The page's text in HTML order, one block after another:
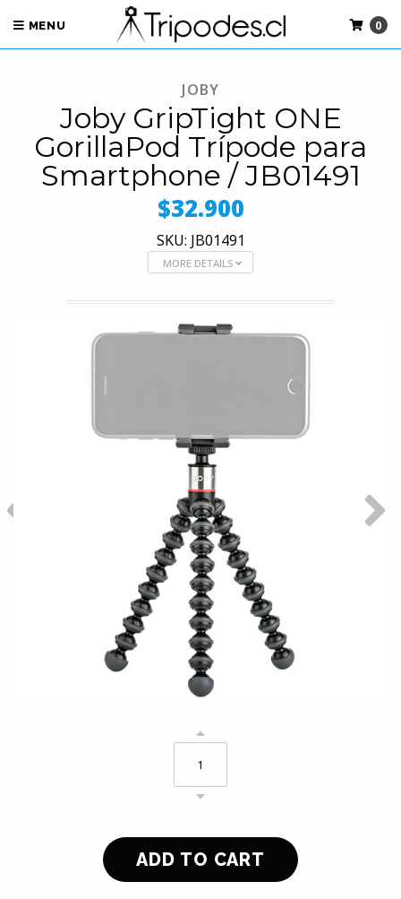
MENU 0
JOBY
Joby GripTight ONE
GorillaPod Trípode para
Smartphone / JB01491
$32.900
SKU: JB01491
MORE DETAILS